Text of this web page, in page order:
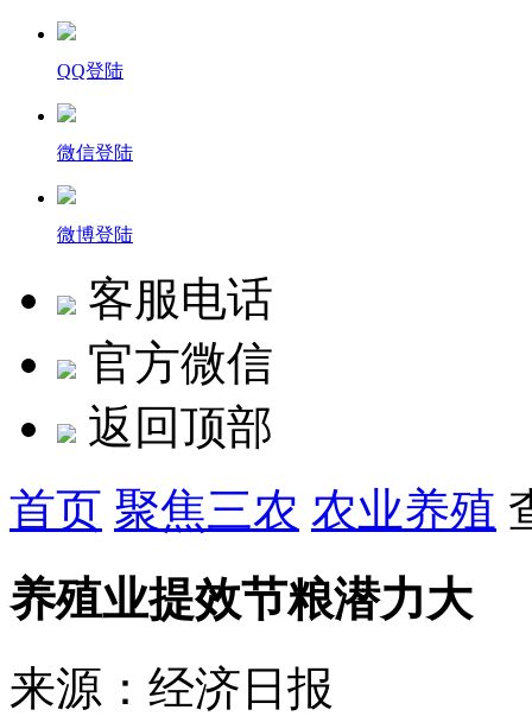
QQ登陆
微信登陆
微博登陆
客服电话
官方微信
返回顶部
首页 聚焦三农 农业养殖
养殖业提效节粮潜力大
来源：经济日报